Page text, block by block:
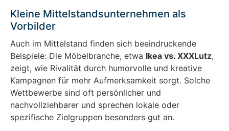
Kleine Mittelstandsunternehmen als
Vorbilder
Auch im Mittelstand finden sich beeindruckende
Beispiele: Die Möbelbranche, etwa Ikea vs. XXXLutz,
zeigt, wie Rivalität durch humorvolle und kreative
Kampagnen für mehr Aufmerksamkeit sorgt. Solche
Wettbewerbe sind oft persönlicher und
nachvollziehbarer und sprechen lokale oder
spezifische Zielgruppen besonders gut an.